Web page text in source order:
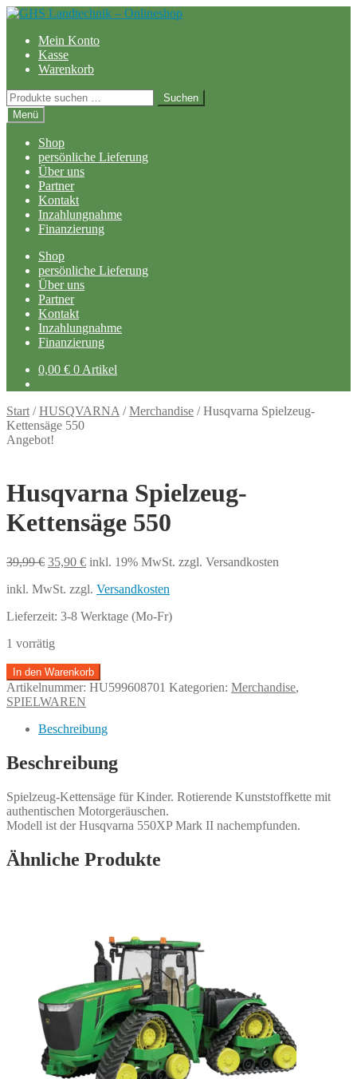
Zur
springen
Zum
springenMein Konto
Kasse
Warenkorb
Suchen
nach:
Suchen
Menü
Shop
persönliche Lieferung
Über uns
Partner
Kontakt
Inzahlungnahme
Finanzierung
Shop
persönliche Lieferung
Über uns
Partner
Kontakt
Inzahlungnahme
Finanzierung
0,00 € 0 Artikel
Start /HUSQVARNA /Merchandise /Husqvarna Spielzeug-
Kettensäge 550
Angebot!
Husqvarna Spielzeug-
Kettensäge 550
39,99€ Ursprünglicher
war:
35,90 €Aktueller
ist:
inkl. 19% MwSt. zzgl. Versandkosten
inkl. MwSt. zzgl. Versandkosten
Lieferzeit: 3-8 Werktage (Mo-Fr)
1 vorrätig
Husqvarna
Spielzeug-
Kettensäge
Menge
In den Warenkorb
Artikelnummer: HU599608701 Kategorien: Merchandise,
SPIELWAREN
Beschreibung
Beschreibung
Spielzeug-Kettensäge für Kinder. Rotierende Kunststoffkette mit
authentischen Motorgeräuschen.
Modell ist der Husqvarna 550XP Mark II nachempfunden.
Ähnliche Produkte